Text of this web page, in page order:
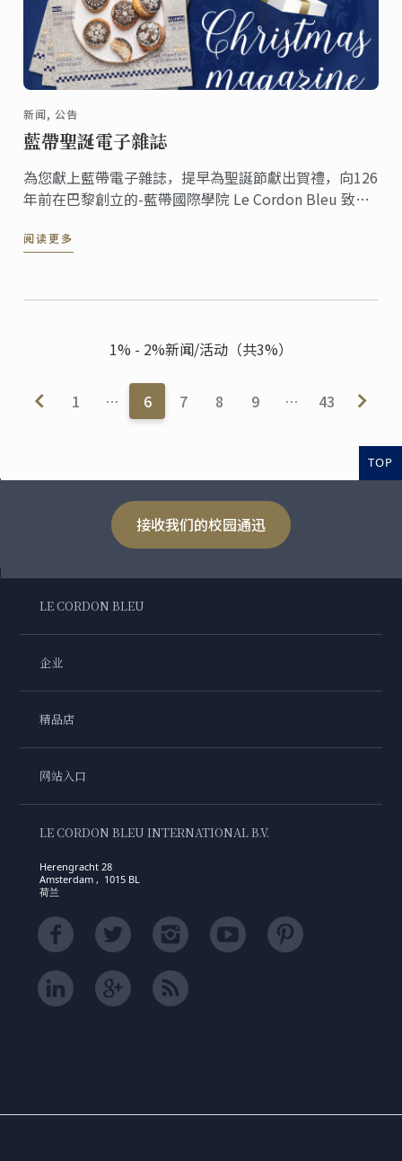
新闻, 公告
藍帶聖誕電子雜誌
為您獻上藍帶電子雜誌，提早為聖誕節獻出賀禮，向126
年前在巴黎創立的-藍帶國際學院 Le Cordon Bleu 致
阅读更多
1% - 2%新闻/活动（共3%）
1 … 6 7 8 9 … 43
TOP
接收我们的校园通迅
LE CORDON BLEU
企业
精品店
网站入口
LE CORDON BLEU INTERNATIONAL B.V.
Herengracht 28
Amsterdam , 1015 BL
荷兰